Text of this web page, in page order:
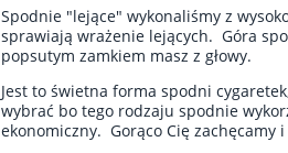
Spodnie "lejące" wykonaliśmy z
sprawiają wrażenie lejących. Góra
popsutym zamkiem masz z głowy.
Jest to świetna forma spodni
wybrać bo tego rodzaju spodnie
ekonomiczny. Gorąco Cię zachęcamy